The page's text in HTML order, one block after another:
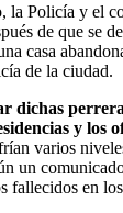
la Policía y el
de que se
casa
de la ciudad.
dichas
y los
varios
un
fallecidos en